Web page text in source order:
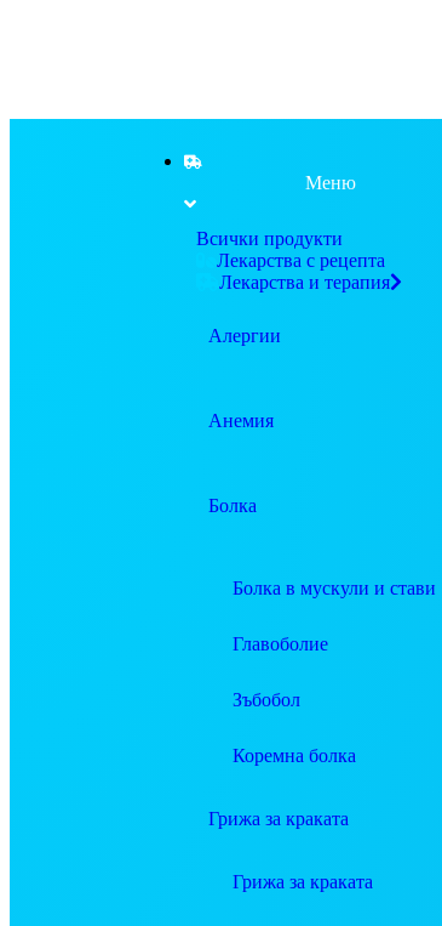
Меню
Всички продукти
Лекарства с рецепта
Лекарства и терапия
Алергии
Анемия
Болка
Болка в мускули и стави
Главоболие
Зъбобол
Коремна болка
Грижа за краката
Грижа за краката